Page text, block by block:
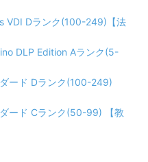
VDI Dランク(100-249)【法
DLP Edition Aランク(5-
ード Dランク(100-249)
ード Cランク(50-99) 【教